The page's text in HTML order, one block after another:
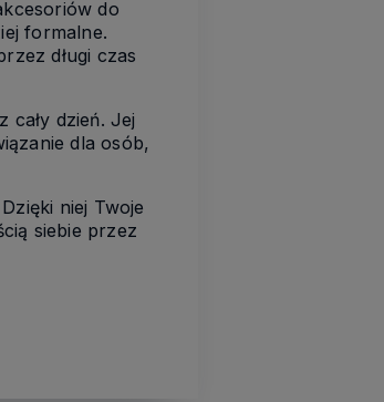
do
formalne.
długi czas
dzień. Jej
dla osób,
niej Twoje
siebie przez